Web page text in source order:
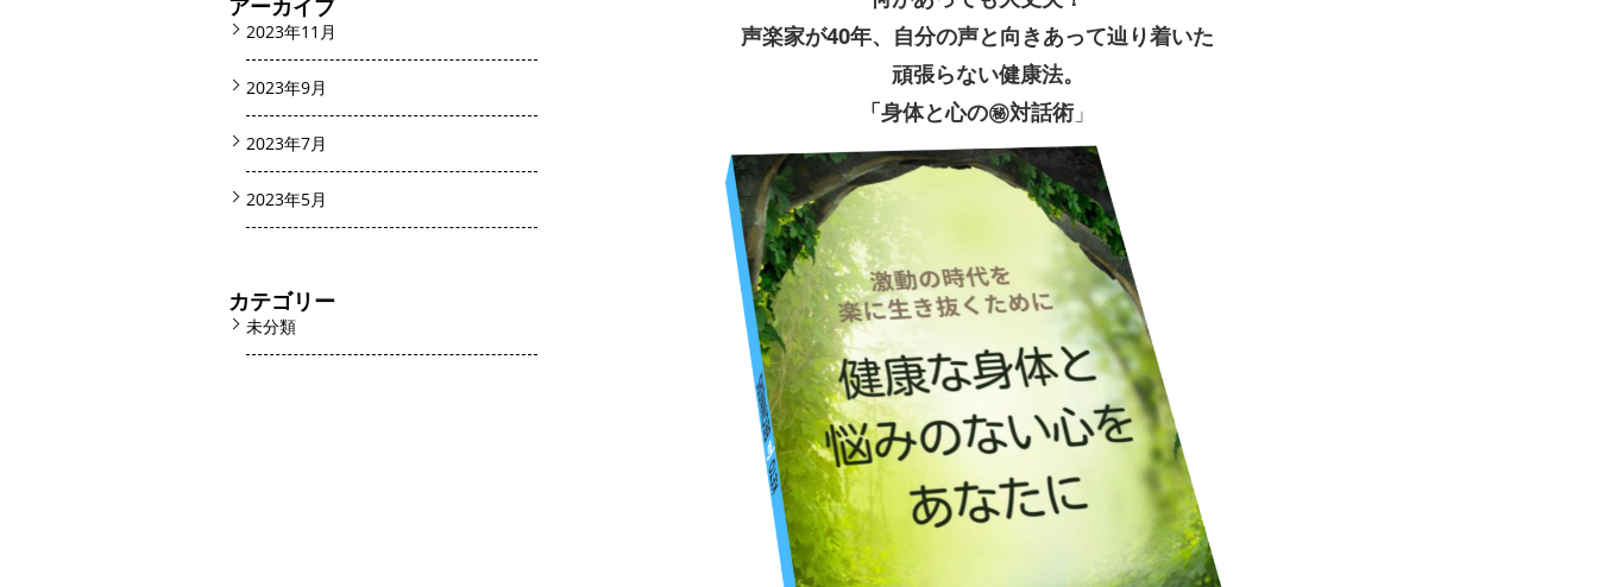
声楽家が40年、自分の声と向きあって辿り着いた
頑張らない健康法。
「身体と心の㊙対話術」
アーカイブ
2023年11月
2023年9月
2023年7月
2023年5月
カテゴリー
未分類